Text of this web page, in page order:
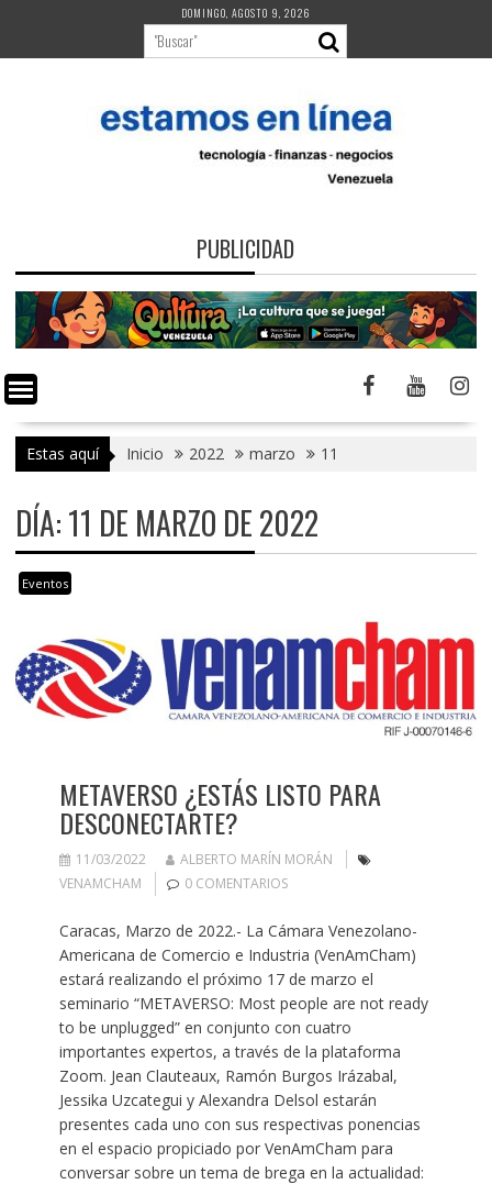
contenido
DOMINGO, AGOSTO 9, 2026
PUBLICIDAD
Estas aquí Inicio 2022 marzo 11
DÍA:11 DE MARZO DE 2022
Eventos
METAVERSO ¿ESTÁS LISTO PARA
DESCONECTARTE?
11/03/2022
ALBERTO MARÍN MORÁN
VENAMCHAM
0 COMENTARIOS
Caracas, Marzo de 2022.- La Cámara Venezolano-
Americana de Comercio e Industria (VenAmCham)
estará realizando el próximo 17 de marzo el
seminario “METAVERSO: Most people are not ready
to be unplugged” en conjunto con cuatro
importantes expertos, a través de la plataforma
Zoom. Jean Clauteaux, Ramón Burgos Irázabal,
Jessika Uzcategui y Alexandra Delsol estarán
presentes cada uno con sus respectivas ponencias
en el espacio propiciado por VenAmCham para
conversar sobre un tema de brega en la actualidad: